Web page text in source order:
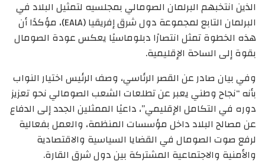
الذين انتخبهم البرلمان الصومالي بمجلسيه لتمثيل البلاد في
البرلمان التابع لمجموعة دول شرق إفريقيا (EALA)، مؤكدًا أن
هذه الخطوة تمثل انتصارًا دبلوماسيًا يعكس عودة الصومال
بقوة إلى الساحة الإقليمية.
وفي بيان صادر عن القصر الرئاسي، وصف الرئيس اختيار النواب
بأنه “نجاح وطني يعبر عن تطلعات الشعب الصومالي نحو تعزيز
دوره في التكامل الإقليمي”، داعيًا الممثلين الجدد إلى الدفاع
عن مصالح البلاد داخل مؤسسات المنظمة، والعمل بفعالية
لرفع صوت الصومال في القضايا السياسية والاقتصادية
والأمنية والاجتماعية المشتركة بين دول شرق القارة.